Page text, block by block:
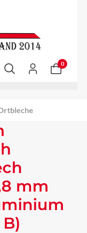
0
mm